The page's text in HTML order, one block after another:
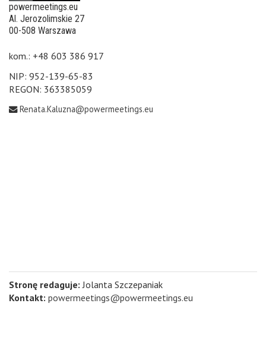
powermeetings.eu
Al. Jerozolimskie 27
00-508 Warszawa
kom.: +48 603 386 917
NIP: 952-139-65-83
REGON: 363385059
Renata.Kaluzna@powermeetings.eu
Stronę redaguje: Jolanta Szczepaniak
Kontakt: powermeetings@powermeetings.eu